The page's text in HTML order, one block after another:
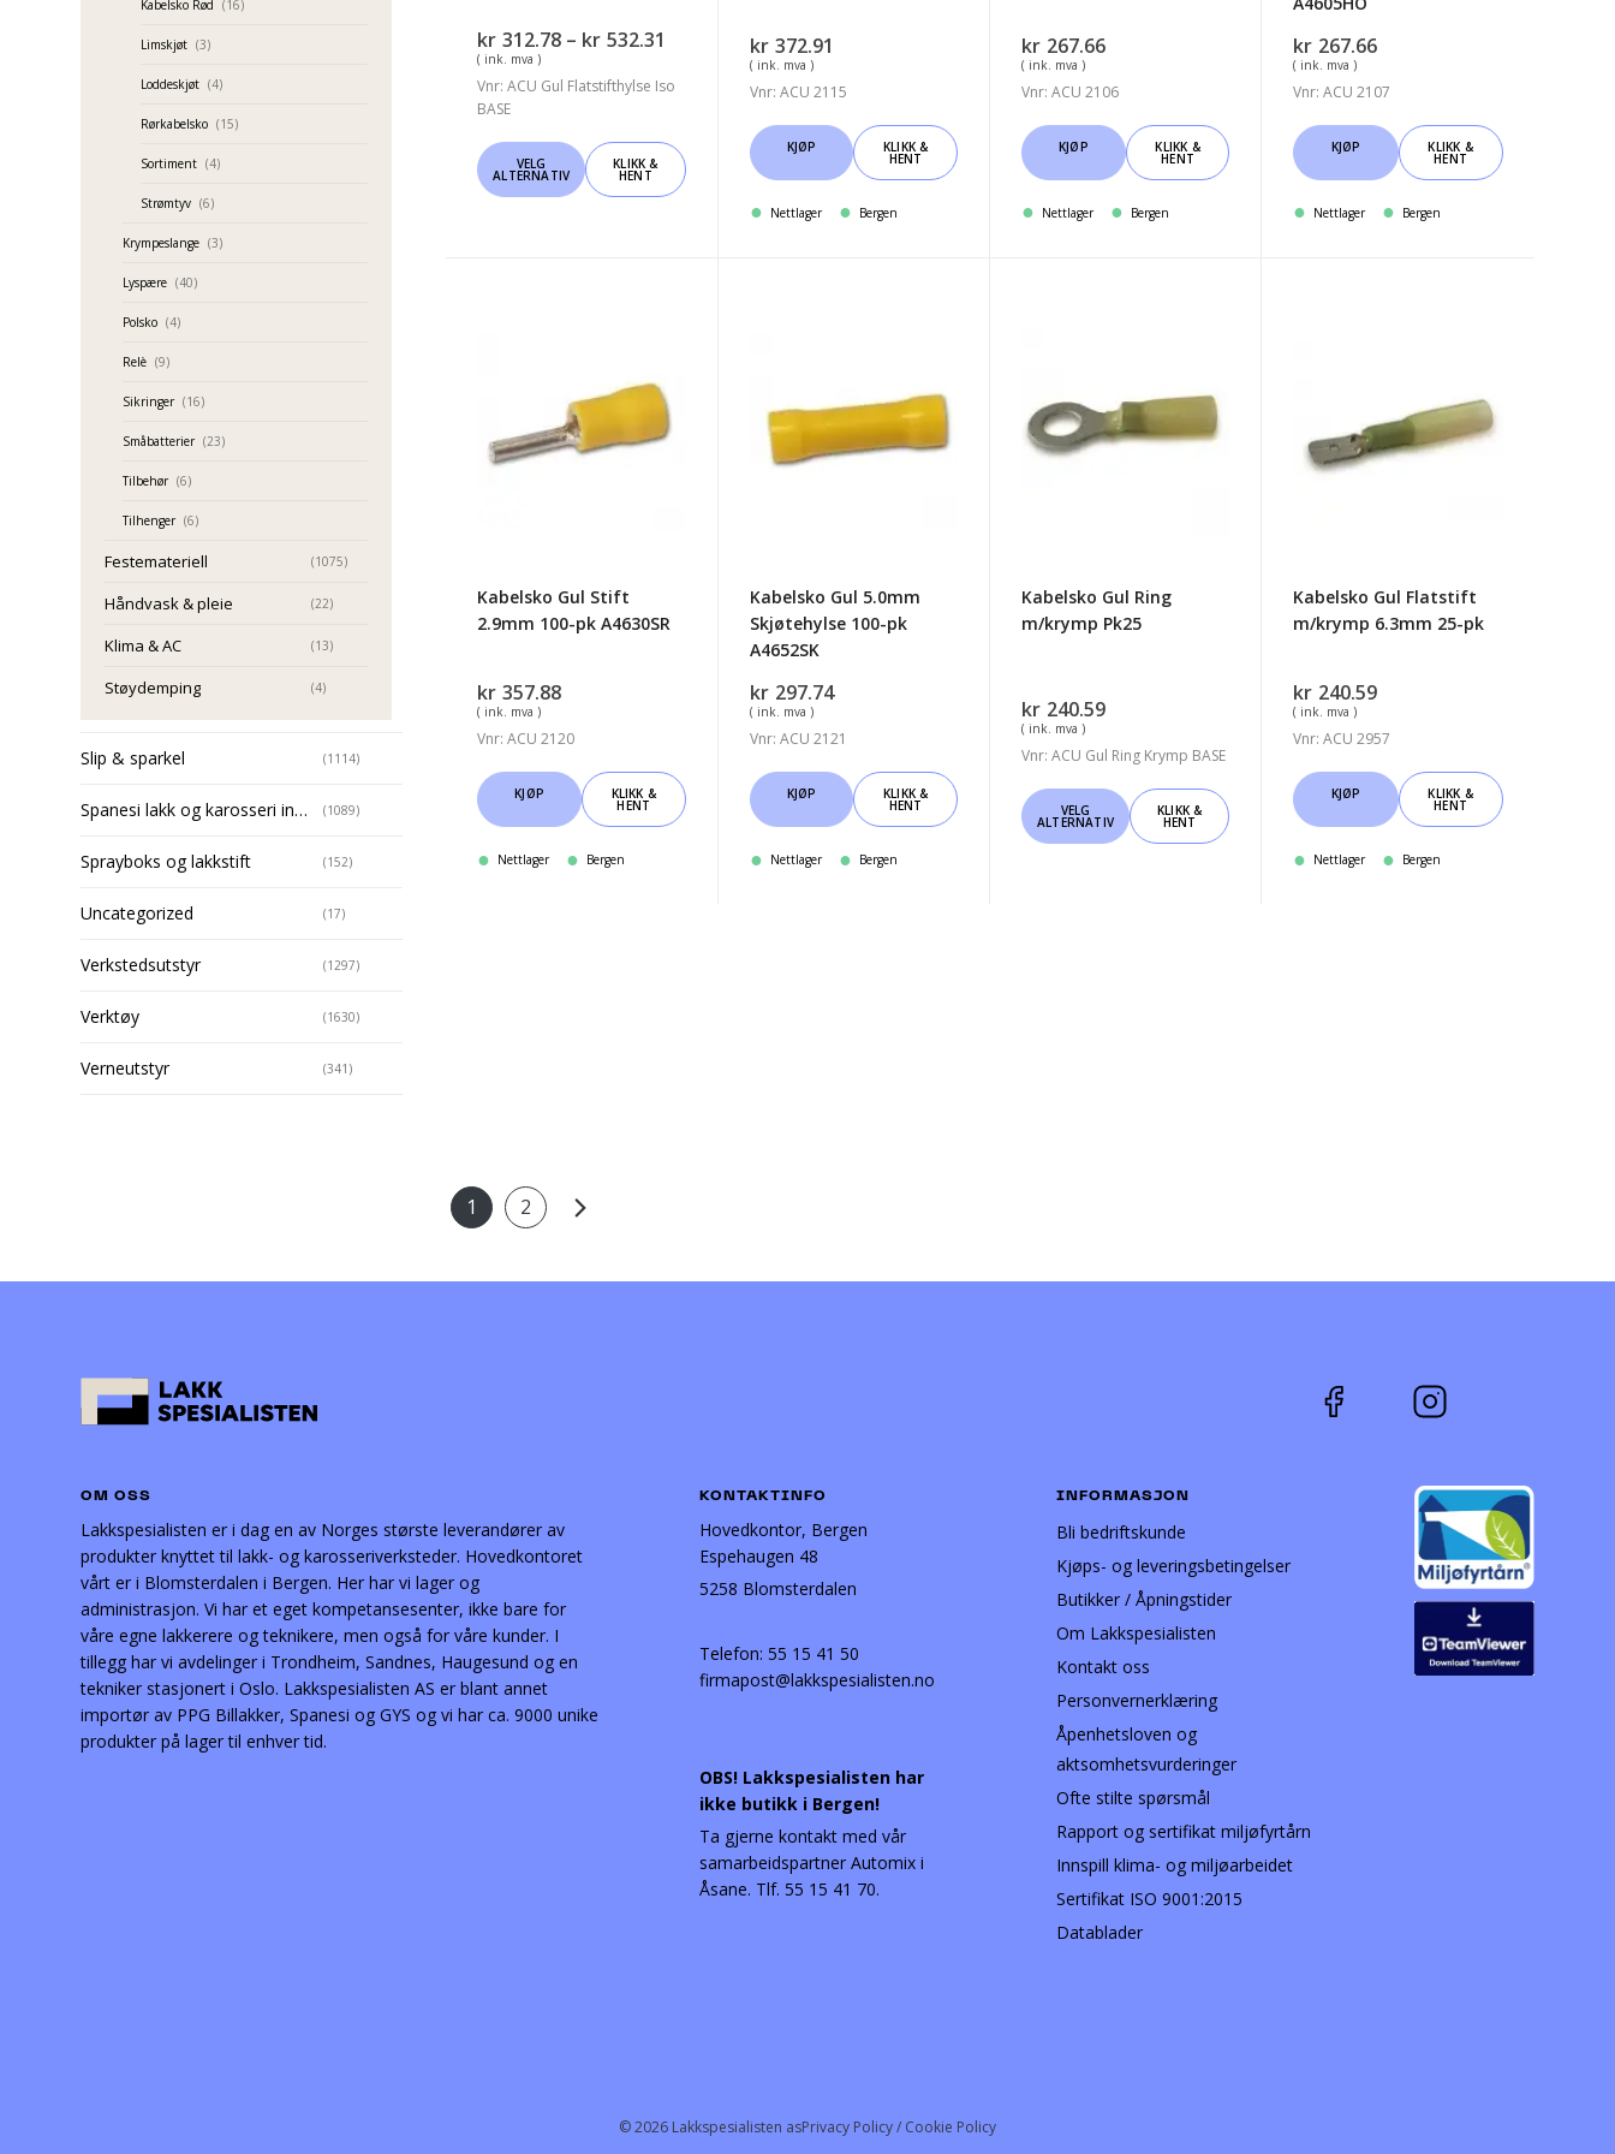
Kabelsko Rød (16)
Limskjøt (3)
Loddeskjøt (4)
Rørkabelsko (15)
Sortiment (4)
Strømtyv (6)
Krympeslange (3)
Lyspære (40)
Polsko (4)
Relè (9)
Sikringer (16)
Småbatterier (23)
Tilbehør (6)
Tilhenger (6)
Festemateriell (1075)
Håndvask & pleie (22)
Klima & AC (13)
Støydemping (4)
Slip & sparkel (1114)
Spanesi lakk og karosseri installasjoner (1089)
Sprayboks og lakkstift (152)
Uncategorized (17)
Verkstedsutstyr (1297)
Verktøy (1630)
Verneutstyr (341)
kr 312.78 – kr 532.31
Prisområde:
til
( ink. mva )
Vnr: ACU Gul Flatstifthylse Iso
BASE
VELG
ALTERNATIV
Dette
produktet
produktsiden
KLIKK &
HENT
kr 372.91
( ink. mva )
Vnr: ACU 2115
KJØP KLIKK &
HENT
Nettlager Bergen
kr 267.66
( ink. mva )
Vnr: ACU 2106
KJØP KLIKK &
HENT
Nettlager Bergen
kr 267.66
( ink. mva )
Vnr: ACU 2107
KJØP KLIKK &
HENT
Nettlager Bergen
pk
Kabelsko Gul Stift
2.9mm 100-pk A4630SR
kr 357.88
( ink. mva )
Vnr: ACU 2120
KJØP KLIKK &
HENT
Nettlager Bergen
Skjøtehylse
100-
pk
Kabelsko Gul 5.0mm
Skjøtehylse 100-pk
A4652SK
kr 297.74
( ink. mva )
Vnr: ACU 2121
KJØP KLIKK &
HENT
Nettlager Bergen
m/krymp
Pk25
Kabelsko Gul Ring
m/krymp Pk25
kr 240.59
( ink. mva )
Vnr: ACU Gul Ring Krymp BASE
VELG
ALTERNATIV
Dette
produktet
KLIKK &
HENT
6.3mm
25-
Kabelsko Gul Flatstift
m/krymp 6.3mm 25-pk
kr 240.59
( ink. mva )
Vnr: ACU 2957
KJØP KLIKK &
HENT
Nettlager Bergen
1 2
OM OSS
Lakkspesialisten er i dag en av Norges største leverandører av
produkter knyttet til lakk- og karosseriverksteder. Hovedkontoret
vårt er i Blomsterdalen i Bergen. Her har vi lager og
administrasjon. Vi har et eget kompetansesenter, ikke bare for
våre egne lakkerere og teknikere, men også for våre kunder. I
tillegg har vi avdelinger i Trondheim, Sandnes, Haugesund og en
tekniker stasjonert i Oslo. Lakkspesialisten AS er blant annet
importør av PPG Billakker, Spanesi og GYS og vi har ca. 9000 unike
produkter på lager til enhver tid.
KONTAKTINFO
Hovedkontor, Bergen
Espehaugen 48
5258 Blomsterdalen
Telefon: 55 15 41 50
firmapost@lakkspesialisten.no
OBS! Lakkspesialisten har
ikke butikk i Bergen!
Ta gjerne kontakt med vår
samarbeidspartner Automix i
Åsane. Tlf. 55 15 41 70.
INFORMASJON
Bli bedriftskunde
Kjøps- og leveringsbetingelser
Butikker / Åpningstider
Om Lakkspesialisten
Kontakt oss
Personvernerklæring
Åpenhetsloven og
aktsomhetsvurderinger
Ofte stilte spørsmål
Rapport og sertifikat miljøfyrtårn
Innspill klima- og miljøarbeidet
Sertifikat ISO 9001:2015
Datablader
© 2026 Lakkspesialisten asPrivacy Policy / Cookie Policy